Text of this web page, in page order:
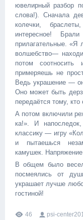
ювелирный разбор
слова!). Сначала
колечки,
интересное!
прилагательные. «Я
волшебство—
потом
примеряешь не
Ведь украшение —
Оно может быть
передаётся тому, кто
А потом включили
ка!». И
классику — игру
и пытаешься
камушек. Напряжение
В общем было
посмеялись от
украшает лучше
гостиной!
46 psi-